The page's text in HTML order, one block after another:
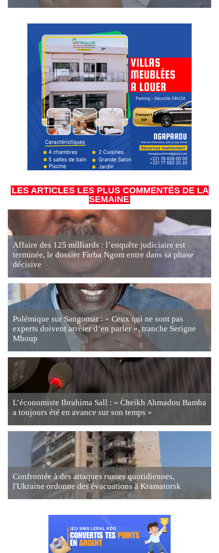
LES ARTICLES LES PLUS COMMENTÉS DE LA
SEMAINE
Affaire des 125 milliards : l’enquête judiciaire est
terminée, le dossier Farba Ngom entre dans sa phase
décisive
Polémique sur Sangomar : « Ceux qui ne sont pas
experts doivent arrêter d’en parler », tranche Serigne
Mboup
L’économiste Ibrahima Sall : « Cheikh Ahmadou Bamba
a toujours été en avance sur son temps »
Confrontée à des attaques russes quotidiennes,
l'Ukraine ordonne des évacuations à Kramatorsk